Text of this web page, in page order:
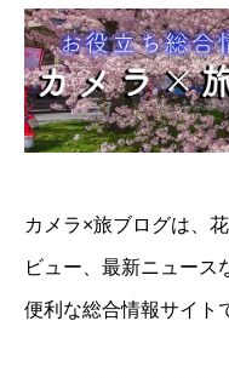
カメラ×旅ブログは、
ビュー、最新ニュース
便利な総合情報サイト